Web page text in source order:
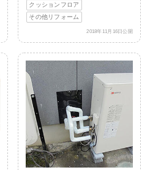
クッションフロア
その他リフォーム
2018年11月16日公開